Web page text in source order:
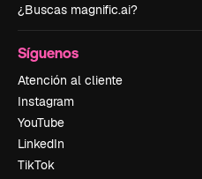
¿Buscas magnific.ai?
Síguenos
Atención al cliente
Instagram
YouTube
LinkedIn
TikTok